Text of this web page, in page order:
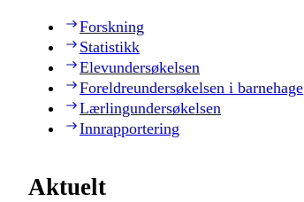
Forskning
Statistikk
Elevundersøkelsen
Foreldreundersøkelsen i barnehage
Lærlingundersøkelsen
Innrapportering
Aktuelt